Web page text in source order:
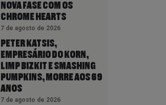
NOVA FASE COM OS
CHROME HEARTS
7 de agosto de 2026
PETER KATSIS,
EMPRESÁRIO DO KORN,
LIMP BIZKIT E SMASHING
PUMPKINS, MORRE AOS 69
ANOS
7 de agosto de 2026